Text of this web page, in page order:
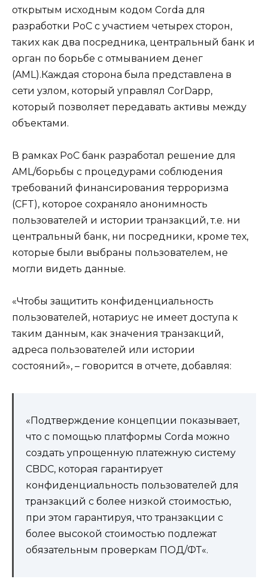
открытым исходным кодом Corda для
разработки PoC с участием четырех сторон,
таких как два посредника, центральный банк и
орган по борьбе с отмыванием денег
(AML).Каждая сторона была представлена ​​в
сети узлом, который управлял CorDapp,
который позволяет передавать активы между
объектами.
В рамках PoC банк разработал решение для
AML/борьбы с процедурами соблюдения
требований финансирования терроризма
(CFT), которое сохраняло анонимность
пользователей и истории транзакций, т.е. ни
центральный банк, ни посредники, кроме тех,
которые были выбраны пользователем, не
могли видеть данные.
«Чтобы защитить конфиденциальность
пользователей, нотариус не имеет доступа к
таким данным, как значения транзакций,
адреса пользователей или истории
состояний», – говорится в отчете, добавляя:
«Подтверждение концепции показывает,
что с помощью платформы Corda можно
создать упрощенную платежную систему
CBDC, которая гарантирует
конфиденциальность пользователей для
транзакций с более низкой стоимостью,
при этом гарантируя, что транзакции с
более высокой стоимостью подлежат
обязательным проверкам ПОД/ФТ«.